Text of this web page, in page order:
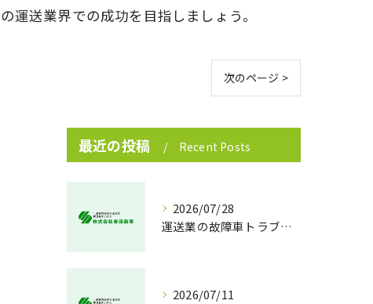
送業界での成功を目指しましょう。
次のページ >
最近の投稿 Recent Posts
2026/07/28
運送業の故障車トラブル即時対処法
2026/07/11